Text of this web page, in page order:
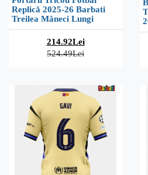
Replică 2025-26 Barbati
Treilea Mâneci Lungi
214.92Lei
524.49Lei